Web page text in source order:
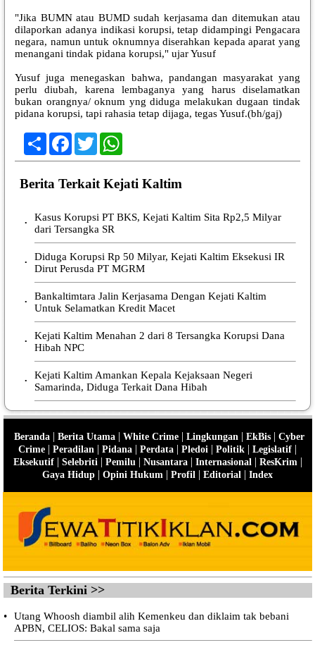
"Jika BUMN atau BUMD sudah kerjasama dan ditemukan atau
dilaporkan adanya indikasi korupsi, tetap didampingi Pengacara
negara, namun untuk oknumnya diserahkan kepada aparat yang
menangani tindak pidana korupsi," ujar Yusuf
Yusuf juga menegaskan bahwa, pandangan masyarakat yang
perlu diubah, karena lembaganya yang harus diselamatkan
bukan orangnya/ oknum yng diduga melakukan dugaan tindak
pidana korupsi, tapi rahasia tetap dijaga, tegas Yusuf.(bh/gaj)
ShareFacebook
TwitterWhatsApp
Berita Terkait Kejati Kaltim
•
Kasus Korupsi PT BKS, Kejati Kaltim Sita Rp2,5 Milyar
dari Tersangka SR
•
Diduga Korupsi Rp 50 Milyar, Kejati Kaltim Eksekusi IR
Dirut Perusda PT MGRM
•
Bankaltimtara Jalin Kerjasama Dengan Kejati Kaltim
Untuk Selamatkan Kredit Macet
•
Kejati Kaltim Menahan 2 dari 8 Tersangka Korupsi Dana
Hibah NPC
•
Kejati Kaltim Amankan Kepala Kejaksaan Negeri
Samarinda, Diduga Terkait Dana Hibah
Beranda| Berita Utama| White Crime| Lingkungan | EkBis| Cyber
Crime | Peradilan | Pidana | Perdata | Pledoi | Politik | Legislatif |
Eksekutif| Selebriti | Pemilu | Nusantara| Internasional | ResKrim |
Gaya Hidup | Opini Hukum | Profil | Editorial | Index
Berita Terkini >>
•
Utang Whoosh diambil alih Kemenkeu dan diklaim tak bebani
APBN, CELIOS: Bakal sama saja